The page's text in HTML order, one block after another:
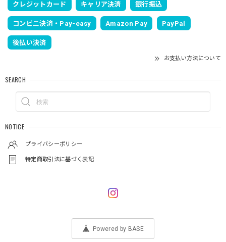
クレジットカード キャリア決済 銀行振込
コンビニ決済・Pay-easy Amazon Pay PayPal
後払い決済
お支払い方法について
SEARCH
NOTICE
プライバシーポリシー
特定商取引法に基づく表記
Powered by BASE